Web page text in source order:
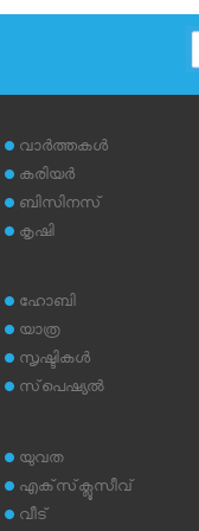
വാര്‍ത്തകള്‍
കരിയര്‍
ബിസിനസ്
കൃഷി
ഹോബി
യാത്ര
സൃഷ്ടികള്‍
സ്‌പെഷ്യല്‍
യുവത
എക്‌സ്‌ക്ലൂസീവ്
വീട്